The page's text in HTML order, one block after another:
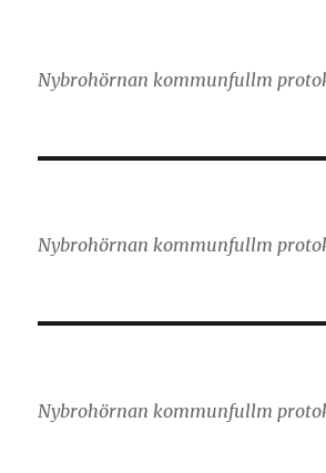
Nybrohörnan kommunfullm
Nybrohörnan kommunfullm
Nybrohörnan kommunfullm